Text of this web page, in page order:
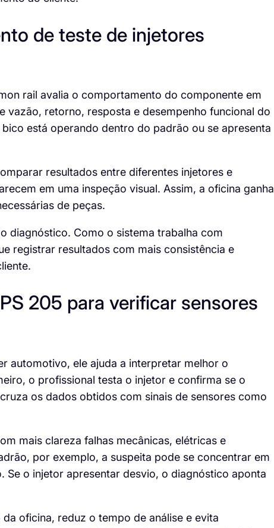
de teste de injetores
rail avalia o comportamento do componente em
vazão, retorno, resposta e desempenho funcional do
está operando dentro do padrão ou se apresenta
resultados entre diferentes injetores e
em uma inspeção visual. Assim, a oficina ganha
de peças.
diagnóstico. Como o sistema trabalha com
registrar resultados com mais consistência e
205 para verificar sensores
automotivo, ele ajuda a interpretar melhor o
o profissional testa o injetor e confirma se o
os dados obtidos com sinais de sensores como
mais clareza falhas mecânicas, elétricas e
por exemplo, a suspeita pode se concentrar em
Se o injetor apresentar desvio, o diagnóstico aponta
oficina, reduz o tempo de análise e evita